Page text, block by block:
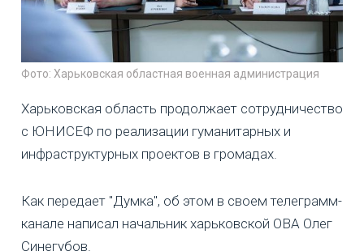
Фото: Харьковская областная военная администрация
Харьковская область продолжает сотрудничество
с ЮНИСЕФ по реализации гуманитарных и
инфраструктурных проектов в громадах.
Как передает "Думка", об этом в своем телеграмм-
канале написал начальник харьковской ОВА Олег
Синегубов.